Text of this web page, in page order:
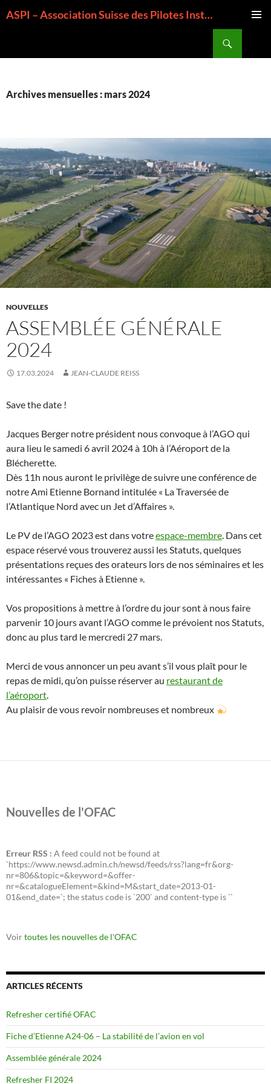
au
ASPI – Association Suisse des Pilotes Instructeurs
Archives mensuelles : mars 2024
NOUVELLES
ASSEMBLÉE GÉNÉRALE
2024
17.03.2024 JEAN-CLAUDE REISS
Save the date !
Jacques Berger notre président nous convoque à l’AGO qui
aura lieu le samedi 6 avril 2024 à 10h à l’Aéroport de la
Blécherette.
Dès 11h nous auront le privilège de suivre une conférence de
notre Ami Etienne Bornand intitulée « La Traversée de
l’Atlantique Nord avec un Jet d’Affaires ».
Le PV de l’AGO 2023 est dans votreespace-membre. Dans cet
espace réservé vous trouverez aussi les Statuts, quelques
présentations reçues des orateurs lors de nos séminaires et les
intéressantes « Fiches à Etienne ».
Vos propositions à mettre à l’ordre du jour sont à nous faire
parvenir 10 jours avant l’AGO comme le prévoient nos Statuts,
donc au plus tard le mercredi 27 mars.
Merci de vous annoncer un peu avant s’il vous plaît pour le
repas de midi, qu’on puisse réserver au restaurant de
l’aéroport.
Au plaisir de vous revoir nombreuses et nombreux
Nouvelles de l'OFAC
Erreur RSS : A feed could not be found at
`https://www.newsd.admin.ch/newsd/feeds/rss?lang=fr&org-
nr=806&topic=&keyword=&offer-
nr=&catalogueElement=&kind=M&start_date=2013-01-
01&end_date=`; the status code is `200` and content-type is ``
Voirtoutes les nouvelles de l'OFAC
ARTICLES RÉCENTS
Refresher certifié OFAC
Fiche d’Etienne A24-06 – La stabilité de l’avion en vol
Assemblée générale 2024
Refresher FI 2024